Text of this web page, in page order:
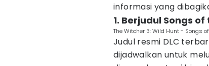
informasi yang
1. Berjudul Songs
The Witcher 3: Wild Hunt - Songs
Judul resmi DLC
dijadwalkan untuk